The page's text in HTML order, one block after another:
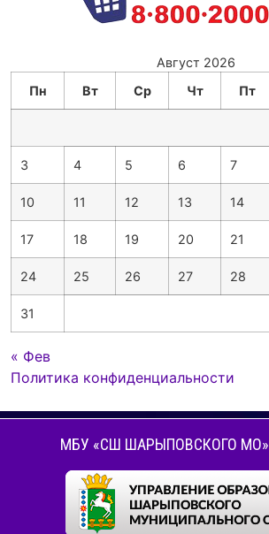
Август 2026
Пн
Вт Ср Чт Пт
3 4 5 6 7
10 11 12 13 14
17 18 19 20 21
24 25 26 27 28
31
« Фев
Политика конфиденциальности
МБУ «СШ ШАРЫПОВСКОГО МО»